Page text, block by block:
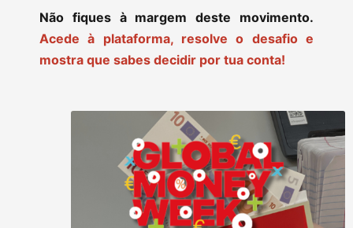
Não fiques à margem deste movimento.
Acede à plataforma, resolve o desafio e
mostra que sabes decidir por tua conta!